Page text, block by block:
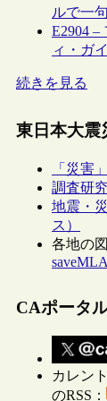
ルで一
E2904
ィ・ガ
続きを見る
東日本大
「災害
調査研
地震・
ス）
各地の
CAポータ
カレン
のRSS：